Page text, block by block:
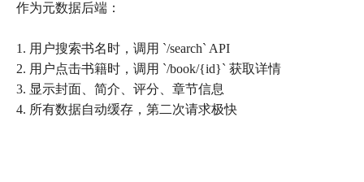
作为元数据后端：
1. 用户搜索书名时，调用 `/search` API
2. 用户点击书籍时，调用 `/book/{id}` 获取详情
3. 显示封面、简介、评分、章节信息
4. 所有数据自动缓存，第二次请求极快